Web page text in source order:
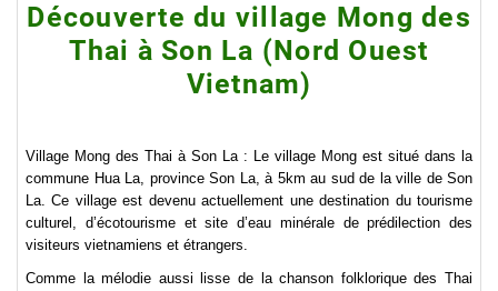
Découverte du village Mong des
Thai à Son La (Nord Ouest
Vietnam)
Village Mong des Thai à Son La : Le village Mong est situé dans la
commune Hua La, province Son La, à 5km au sud de la ville de Son
La. Ce village est devenu actuellement une destination du tourisme
culturel, d’écotourisme et site d’eau minérale de prédilection des
visiteurs vietnamiens et étrangers.
Comme la mélodie aussi lisse de la chanson folklorique des Thai